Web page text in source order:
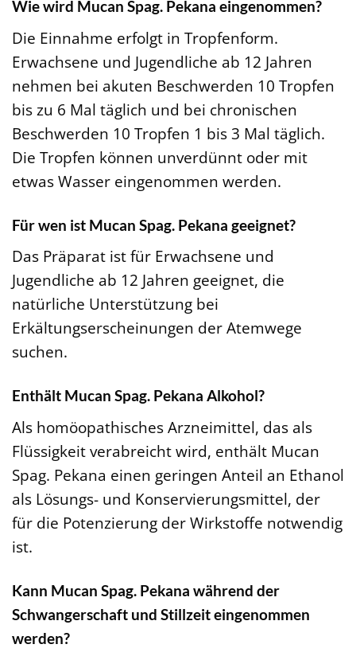
Wie wird Mucan Spag. Pekana eingenommen?
Die Einnahme erfolgt in Tropfenform.
Erwachsene und Jugendliche ab 12 Jahren
nehmen bei akuten Beschwerden 10 Tropfen
bis zu 6 Mal täglich und bei chronischen
Beschwerden 10 Tropfen 1 bis 3 Mal täglich.
Die Tropfen können unverdünnt oder mit
etwas Wasser eingenommen werden.
Für wen ist Mucan Spag. Pekana geeignet?
Das Präparat ist für Erwachsene und
Jugendliche ab 12 Jahren geeignet, die
natürliche Unterstützung bei
Erkältungserscheinungen der Atemwege
suchen.
Enthält Mucan Spag. Pekana Alkohol?
Als homöopathisches Arzneimittel, das als
Flüssigkeit verabreicht wird, enthält Mucan
Spag. Pekana einen geringen Anteil an Ethanol
als Lösungs- und Konservierungsmittel, der
für die Potenzierung der Wirkstoffe notwendig
ist.
Kann Mucan Spag. Pekana während der
Schwangerschaft und Stillzeit eingenommen
werden?